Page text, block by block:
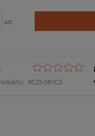
szt.
8C25-581C3